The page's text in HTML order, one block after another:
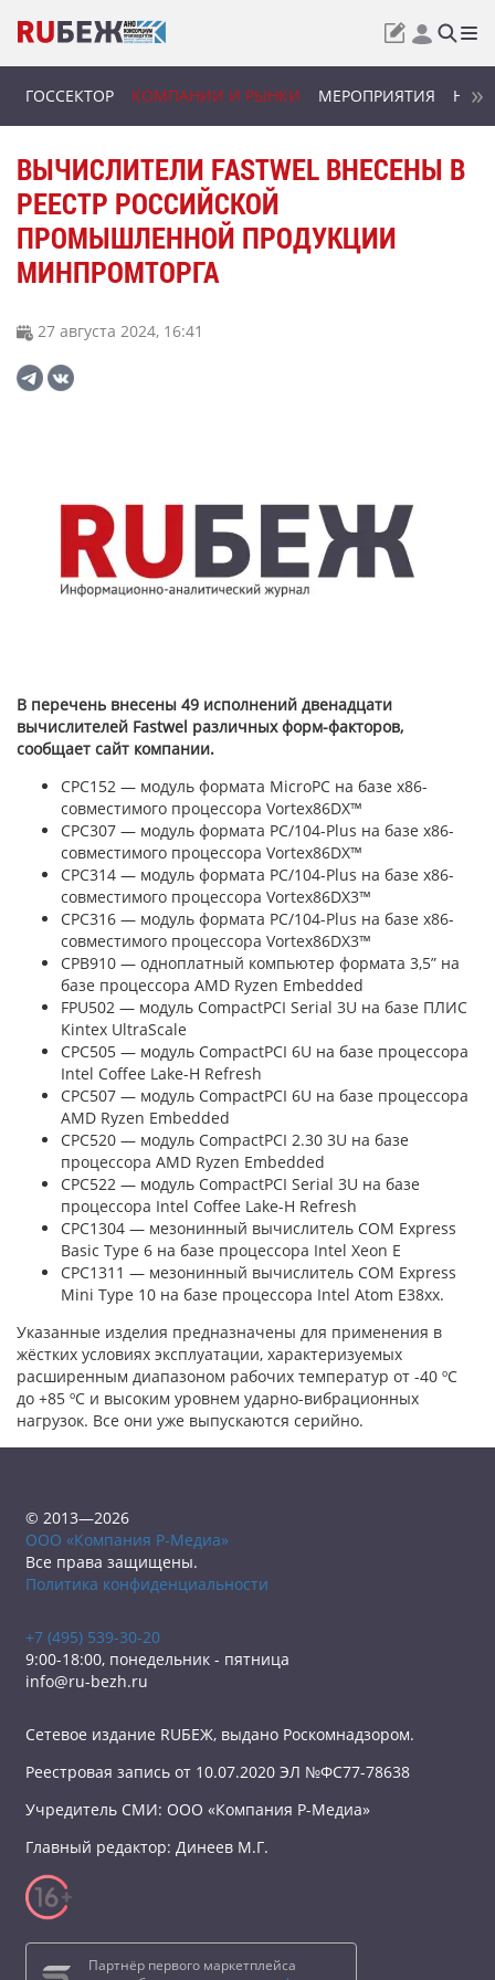
ГОССЕКТОР КОМПАНИИ И РЫНКИ МЕРОПРИЯТИЯ
ВЫЧИСЛИТЕЛИ FASTWEL ВНЕСЕНЫ В
РЕЕСТР РОССИЙСКОЙ
ПРОМЫШЛЕННОЙ ПРОДУКЦИИ
МИНПРОМТОРГА
27 августа 2024, 16:41
В перечень внесены 49 исполнений двенадцати
вычислителей Fastwel различных форм-факторов,
сообщает сайт компании.
CPС152 — модуль формата MicroPC на базе х86-
совместимого процессора Vortex86DX™
CPC307 — модуль формата РС/104-Plus на базе х86-
совместимого процессора Vortex86DX™
CPC314 — модуль формата РС/104-Plus на базе х86-
совместимого процессора Vortex86DX3™
CPC316 — модуль формата РС/104-Plus на базе х86-
совместимого процессора Vortex86DX3™
CPB910 — одноплатный компьютер формата 3,5” на
базе процессора AMD Ryzen Embedded
FPU502 — модуль CompactPCI Serial 3U на базе ПЛИС
Kintex UltraScale
CPC505 — модуль CompactPCI 6U на базе процессора
Intel Coffee Lake-H Refresh
CPC507 — модуль CompactPCI 6U на базе процессора
AMD Ryzen Embedded
CPC520 — модуль CompactPCI 2.30 3U на базе
процессора AMD Ryzen Embedded
CPC522 — модуль CompactPCI Serial 3U на базе
процессора Intel Coffee Lake-H Refresh
CPC1304 — мезонинный вычислитель COM Express
Basic Type 6 на базе процессора Intel Xeon E
CPC1311 — мезонинный вычислитель COM Express
Mini Type 10 на базе процессора Intel Atom E38xx.
Указанные изделия предназначены для применения в
жёстких условиях эксплуатации, характеризуемых
расширенным диапазоном рабочих температур от -40 ºC
до +85 ºC и высоким уровнем ударно-вибрационных
нагрузок. Все они уже выпускаются серийно.
© 2013—2026
ООО «Компания Р-Медиа»
Все права защищены.
Политика конфиденциальности
+7 (495) 539-30-20
9:00-18:00, понедельник - пятница
info@ru-bezh.ru
Сетевое издание RUБЕЖ, выдано Роскомнадзором.
Реестровая запись от 10.07.2020 ЭЛ №ФС77-78638
Учредитель СМИ: ООО «Компания Р-Медиа»
Главный редактор: Динеев М.Г.
Партнёр первого маркетплейса